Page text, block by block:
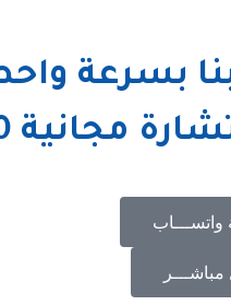
بسرعة
مجانية 100%
واتســـاب